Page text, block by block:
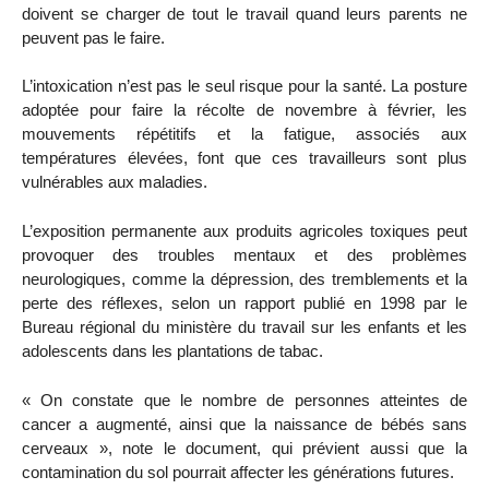
doivent se charger de tout le travail quand leurs parents ne
peuvent pas le faire.
L’intoxication n’est pas le seul risque pour la santé. La posture
adoptée pour faire la récolte de novembre à février, les
mouvements répétitifs et la fatigue, associés aux
températures élevées, font que ces travailleurs sont plus
vulnérables aux maladies.
L’exposition permanente aux produits agricoles toxiques peut
provoquer des troubles mentaux et des problèmes
neurologiques, comme la dépression, des tremblements et la
perte des réflexes, selon un rapport publié en 1998 par le
Bureau régional du ministère du travail sur les enfants et les
adolescents dans les plantations de tabac.
« On constate que le nombre de personnes atteintes de
cancer a augmenté, ainsi que la naissance de bébés sans
cerveaux », note le document, qui prévient aussi que la
contamination du sol pourrait affecter les générations futures.